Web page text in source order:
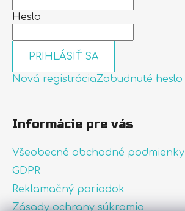
Heslo
PRIHLÁSIŤ SA
Nová registráciaZabudnuté heslo
Informácie pre vás
Všeobecné obchodné podmienky
GDPR
Reklamačný poriadok
Zásady ochrany súkromia